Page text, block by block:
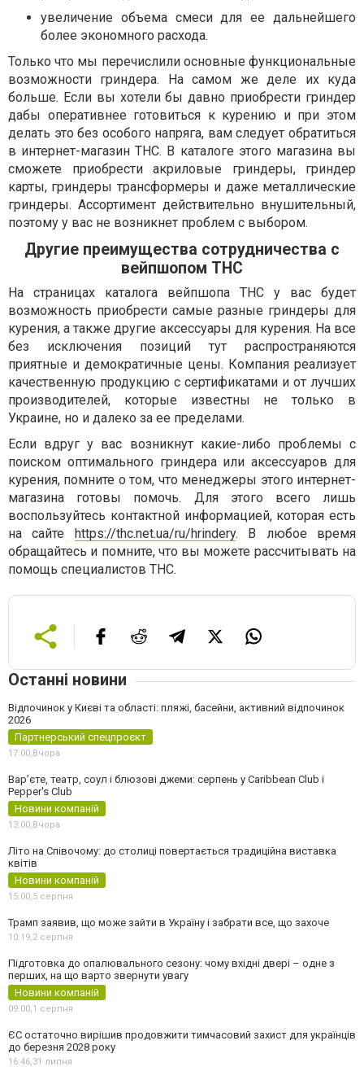
увеличение объема смеси для ее дальнейшего
более экономного расхода.
Только что мы перечислили основные функциональные
возможности гриндера. На самом же деле их куда
больше. Если вы хотели бы давно приобрести гриндер
дабы оперативнее готовиться к курению и при этом
делать это без особого напряга, вам следует обратиться
в интернет-магазин ТНС. В каталоге этого магазина вы
сможете приобрести акриловые гриндеры, гриндер
карты, гриндеры трансформеры и даже металлические
гриндеры. Ассортимент действительно внушительный,
поэтому у вас не возникнет проблем с выбором.
Другие преимущества сотрудничества с
вейпшопом ТНС
На страницах каталога вейпшопа ТНС у вас будет
возможность приобрести самые разные гриндеры для
курения, а также другие аксессуары для курения. На все
без исключения позиций тут распространяются
приятные и демократичные цены. Компания реализует
качественную продукцию с сертификатами и от лучших
производителей, которые известны не только в
Украине, но и далеко за ее пределами.
Если вдруг у вас возникнут какие-либо проблемы с
поиском оптимального гриндера или аксессуаров для
курения, помните о том, что менеджеры этого интернет-
магазина готовы помочь. Для этого всего лишь
воспользуйтесь контактной информацией, которая есть
на сайте
https://thc.net.ua/ru/hrindery. В любое время
обращайтесь и помните, что вы можете рассчитывать на
помощь специалистов ТНС.
Останні новини
Відпочинок у Києві та області: пляжі, басейни, активний відпочинок
2026
Партнерський спецпроєкт
17:00, Вчора
Вар’єте, театр, соул і блюзові джеми: серпень у Caribbean Club і
Pepper's Club
Новини компаній
13:00, Вчора
Літо на Співочому: до столиці повертається традиційна виставка
квітів
Новини компаній
15:00,5 серпня
Трамп заявив, що може зайти в Україну і забрати все, що захоче
10:19,2 серпня
Підготовка до опалювального сезону: чому вхідні двері – одне з
перших, на що варто звернути увагу
Новини компаній
09:00,1 серпня
ЄС остаточно вирішив продовжити тимчасовий захист для українців
до березня 2028 року
16:46,31 липня